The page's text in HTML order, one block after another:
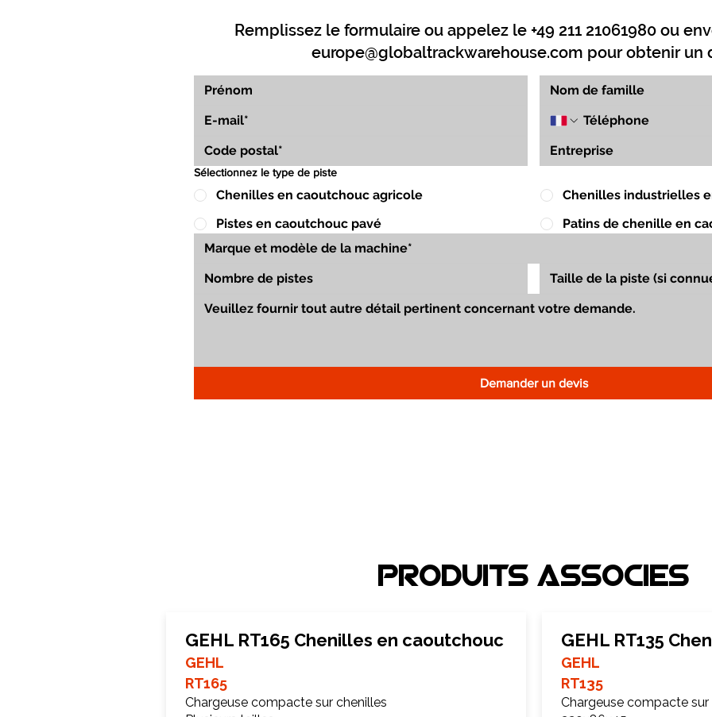
Remplissez le formulaire ou appelez le +49 211 21061980 ou
europe@globaltrackwarehouse.com pour obtenir un
Sélectionnez le type de piste
Chenilles en caoutchouc agricole
Chenilles industrielles
Pistes en caoutchouc pavé
Patins de chenille en
Demander un devis
Produits associEs
GEHL RT165 Chenilles en caoutchouc
GEHL
RT165
Chargeuse compacte sur chenilles
GEHL RT135
GEHL
RT135
Chargeuse compacte sur